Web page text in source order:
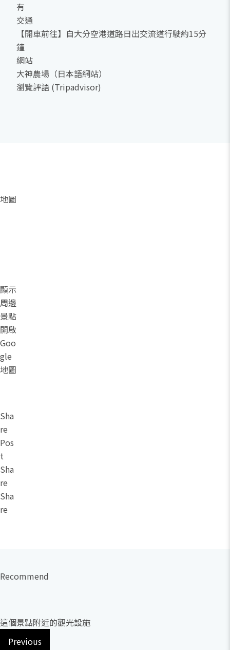
有
交通
【開車前往】自大分空港道路日出交流道行駛約15分
鐘
網站
大神農場（日本語網站）
瀏覽評語 (Tripadvisor)
地圖
顯示
周邊
景點
開啟
Goo
gle
地圖
Sha
re
Pos
t
Sha
re
Sha
re
Recommend
這個景點附近的觀光設施
Previous